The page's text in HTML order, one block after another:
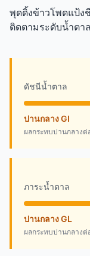
พุดดิ้งข้าวโพดแป้ง
ติดตามระดับน้ำตาล
ดัชนีน้ำตาล
ปานกลาง GI
ผลกระทบปานกลางต่
ภาระน้ำตาล
ปานกลาง GL
ผลกระทบปานกลางต่